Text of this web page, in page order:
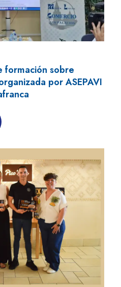
formación sobre
por ASEPAVI